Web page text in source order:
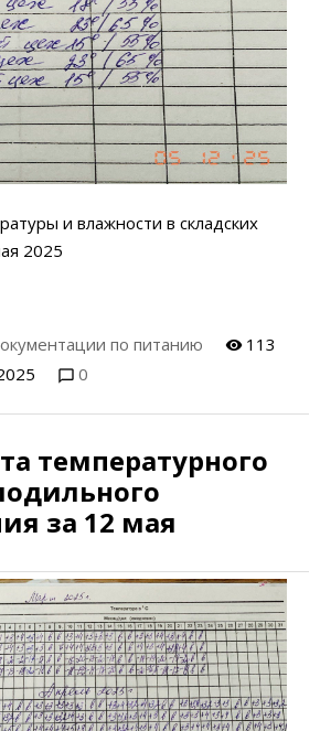
и влажности в складских
2025
по питанию
113
0
температурного
за 12 мая